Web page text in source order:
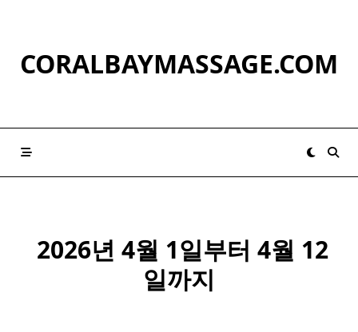
CORALBAYMASSAGE.COM
​ 2026년 4월 1일부터 4월 12
일까지